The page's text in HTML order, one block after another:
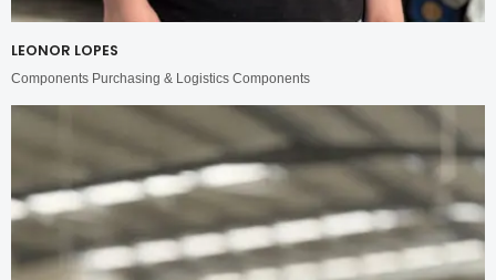
LEONOR LOPES
Components Purchasing & Logistics Components